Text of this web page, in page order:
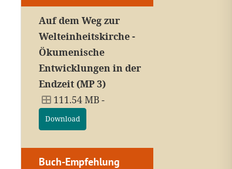
Auf dem Weg zur
Welteinheitskirche -
Ökumenische
Entwicklungen in der
Endzeit (MP 3)
111.54 MB -
Download
Buch-Empfehlung